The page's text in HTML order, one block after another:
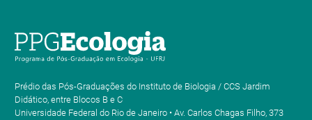
Prédio das Pós-Graduações do Instituto de Biologia / CCS Jardim
Didático, entre Blocos B e C
Universidade Federal do Rio de Janeiro • Av. Carlos Chagas Filho, 373